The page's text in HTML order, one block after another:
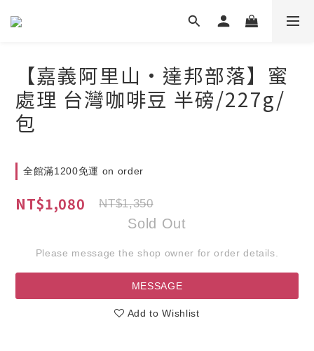
【嘉義阿里山•達邦部落】蜜
處理 台灣咖啡豆 半磅/227g/
包
全館滿1200免運 on order
NT$1,080 NT$1,350
Sold Out
Please message the shop owner for order details.
MESSAGE
Add to Wishlist